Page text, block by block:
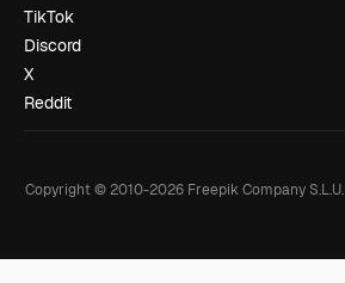
TikTok
Discord
X
Reddit
Copyright © 2010-2026Freepik Company S.L.U.